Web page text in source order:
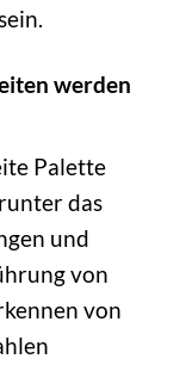
werden
Palette
das
und
von
von